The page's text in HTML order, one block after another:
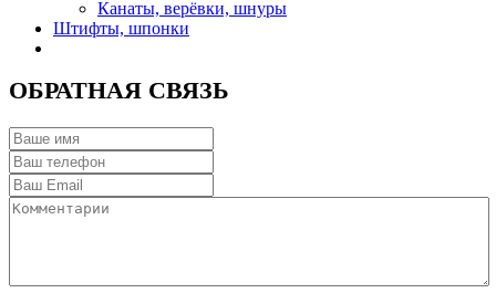
Канаты, верёвки, шнуры
Штифты, шпонки
ОБРАТНАЯ СВЯЗЬ